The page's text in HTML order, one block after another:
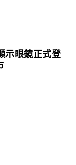
示眼鏡正式登